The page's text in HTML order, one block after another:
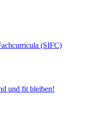
(SIFC)
und fit bleiben!